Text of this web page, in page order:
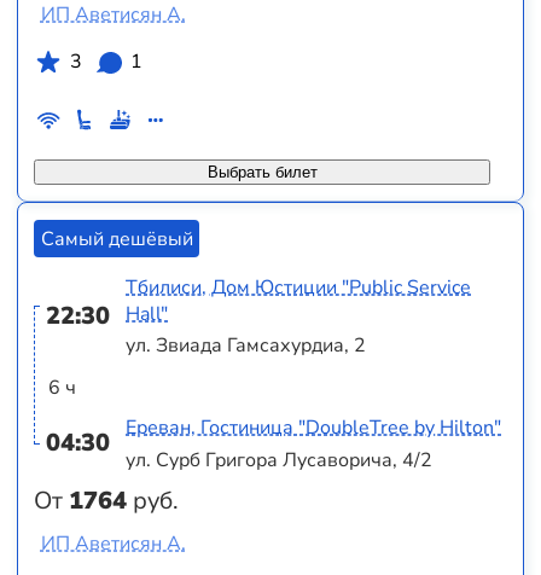
Выбрать билет
ИП Аветисян А.
3
1
Самый дешёвый
22:30
6 ч
04:30
От 1764 руб.
Тбилиси, Дом Юстиции "Public Service
Hall"
ул. Звиада Гамсахурдиа, 2
Ереван, Гостиница "DoubleTree by Hilton"
ул. Сурб Григора Лусаворича, 4/2
ИП Аветисян А.